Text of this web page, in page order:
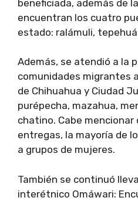
beneficiada, además de
encuentran los cuatro
estado: ralámuli,
Además, se atendió a la
comunidades migrantes
de Chihuahua y Ciudad
purépecha, mazahua,
chatino. Cabe mencionar
entregas, la mayoría de
a grupos de mujeres.
También se continuó
interétnico Omáwari: